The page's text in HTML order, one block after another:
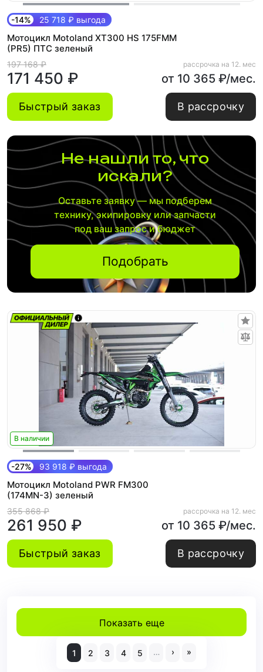
-14% 25 718 ₽ выгода
Мотоцикл Motoland XT300 HS 175FMM
(PR5) ПТС зеленый
197 168 ₽
171 450 ₽
рассрочка на 12. мес
от 10 365 ₽/мес.
Быстрый заказ В рассрочку
Не нашли то, что
искали?
Оставьте заявку — мы подберем
технику, экипировку или запчасти
под ваш запрос и бюджет
Подобрать
В наличии
-27% 93 918 ₽ выгода
Мотоцикл Motoland PWR FM300
(174MN-3) зеленый
355 868 ₽
261 950 ₽
рассрочка на 12. мес
от 10 365 ₽/мес.
Быстрый заказ В рассрочку
Показать еще
1 2 3 4 5 … › »